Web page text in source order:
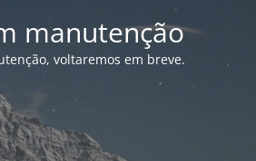
manutenção
voltaremos em breve.